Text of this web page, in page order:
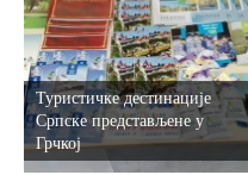
Туристичке дестинације
Српске представљене у
Грчкој